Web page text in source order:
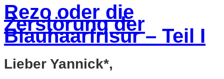
Rezo oder die
Zerstörung der
Blauhaarfrisur – Teil I
Lieber Yannick*,